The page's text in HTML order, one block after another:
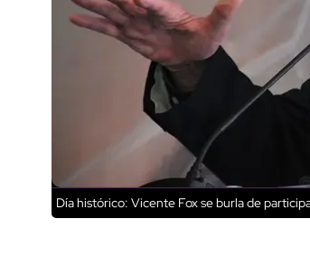
Día histórico: Vicente Fox se burla de